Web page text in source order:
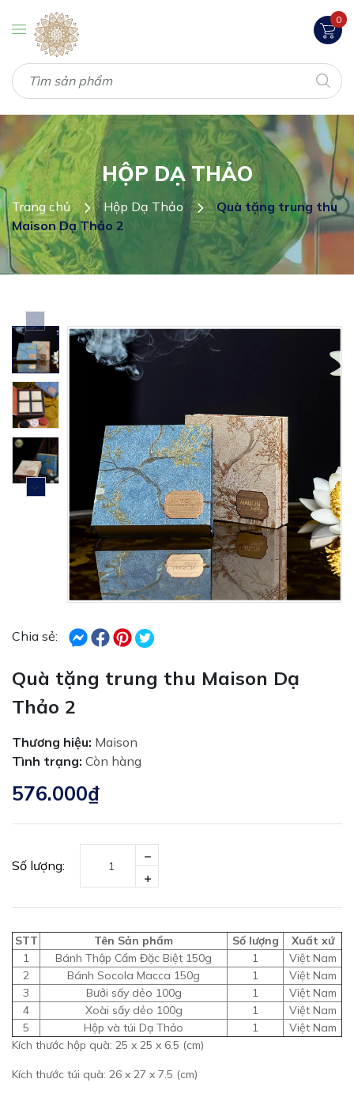
0
HỘP DẠ THẢO
Trang chủ Hộp Dạ Thảo
Quà tặng trung thu
Maison Dạ Thảo 2
Chia sẻ:
Quà tặng trung thu Maison Dạ
Thảo 2
Thương hiệu: Maison
Tình trạng: Còn hàng
576.000₫
Số lượng:
STT Tên Sản phẩm Số lượng
Xuất xứ
1
Bánh Thập Cẩm Đặc Biệt 150g 1
Việt Nam
2
Bánh Socola Macca 150g 1
Việt Nam
3
Bưởi sấy dẻo 100g 1
Việt Nam
4
Xoài sấy dẻo 100g 1
Việt Nam
5
Hộp và túi Dạ Thảo 1
Việt Nam
Kích thước hộp quà: 25 x 25 x 6.5 (cm)
Kích thước túi quà: 26 x 27 x 7.5 (cm)